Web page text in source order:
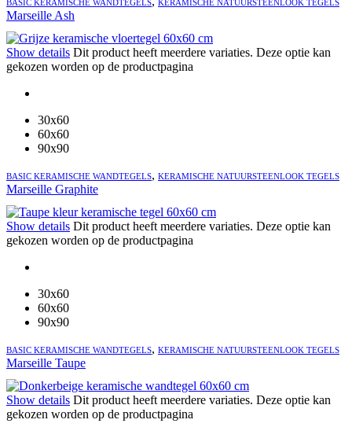
BASIC KERAMISCHE WANDTEGELS KERAMISCHE NATUURSTEENLOOK TEGELS
Marseille Ash
Show details Dit product heeft meerdere variaties. Deze optie kan
gekozen worden op de productpagina
30x60
60x60
90x90
BASIC KERAMISCHE WANDTEGELS, KERAMISCHE NATUURSTEENLOOK TEGELS
Marseille Graphite
Show details Dit product heeft meerdere variaties. Deze optie kan
gekozen worden op de productpagina
30x60
60x60
90x90
BASIC KERAMISCHE WANDTEGELS, KERAMISCHE NATUURSTEENLOOK TEGELS
Marseille Taupe
Show details Dit product heeft meerdere variaties. Deze optie kan
gekozen worden op de productpagina